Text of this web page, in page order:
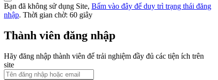
Thời gian đăng: 06/08/2026
lượt xem: 1058 | lượt tải:0
TCVN 6566:1999
Phương tiện giao thông đường bộ. ô tô lắp động cơ cháy do nén.
Phương pháp đo khí thải gây ô nhiễm trong thử công nhận kiểu
Bạn đã không sử dụng Site, Bấm vào đây để duy trì trạng thái đăng
nhập. Thời gian chờ: 60 giây
Thành viên đăng nhập
Hãy đăng nhập thành viên để trải nghiệm đầy đủ các tiện ích trên
site